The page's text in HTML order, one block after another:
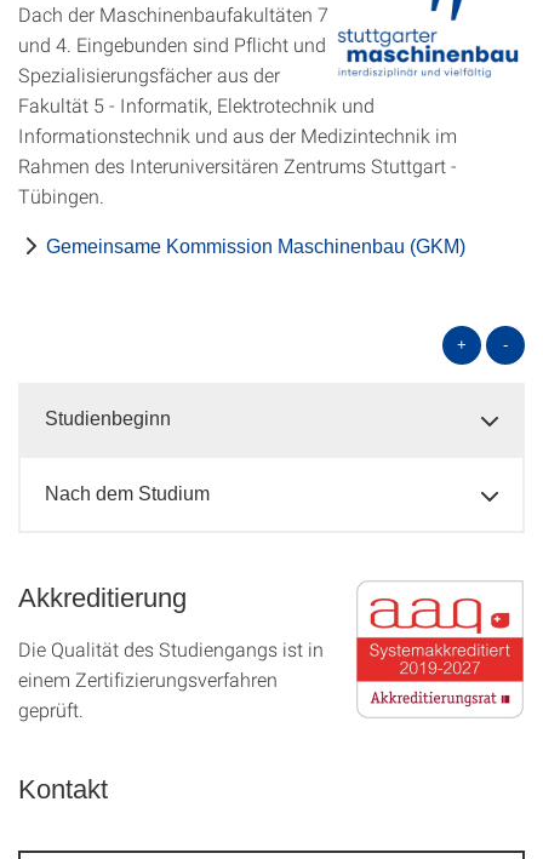
Dach der Maschinenbaufakultäten 7
und 4. Eingebunden sind Pflicht und
Spezialisierungsfächer aus der
Fakultät 5 - Informatik, Elektrotechnik und
Informationstechnik und aus der Medizintechnik im
Rahmen des Interuniversitären Zentrums Stuttgart -
Tübingen.
Gemeinsame Kommission Maschinenbau (GKM)
+ -
Studienbeginn
Nach dem Studium
Akkreditierung
Die Qualität des Studien­gangs ist in
einem Zer­ti­fizier­ungs­ver­fahren
geprüft.
Kontakt